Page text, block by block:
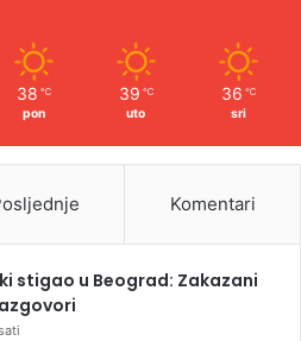
38 ℃
pon
39 ℃
uto
36 ℃
sri
Komentari
stigao u Beograd: Zakazani